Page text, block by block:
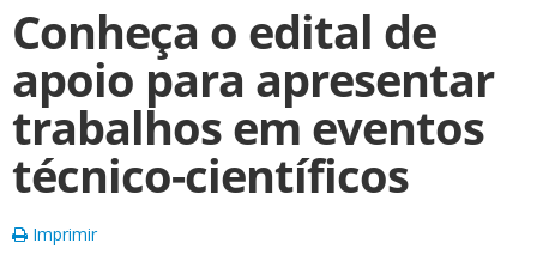
Conheça o edital de
apoio para apresentar
trabalhos em eventos
técnico-científicos
Imprimir